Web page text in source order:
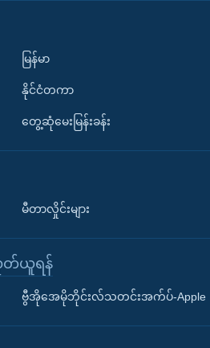
မြန်မာ
နိုင်ငံတကာ
တွေ့ဆုံမေးမြန်းခန်း
မီတာလှိုင်းများ
တ်ယူရန်
ဗွီအိုအေမိုဘိုင်းလ်သတင်းအက်ပ်-Apple